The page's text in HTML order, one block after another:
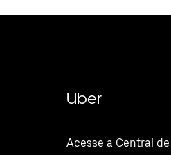
Uber
Acesse a Central